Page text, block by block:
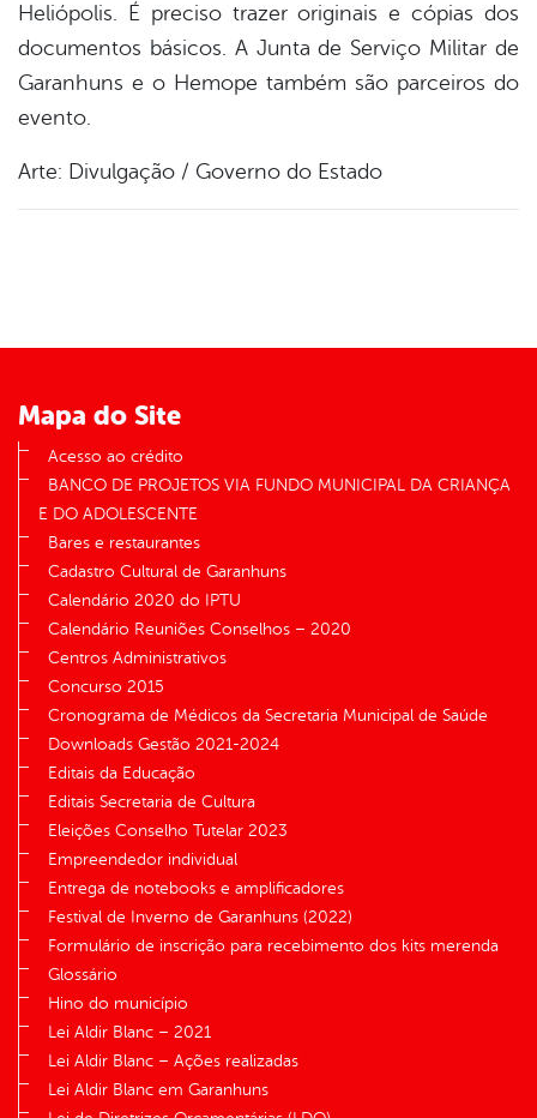
Heliópolis. É preciso trazer originais e cópias dos
documentos básicos. A Junta de Serviço Militar de
Garanhuns e o Hemope também são parceiros do
evento.
Arte: Divulgação / Governo do Estado
Mapa do Site
Acesso ao crédito
BANCO DE PROJETOS VIA FUNDO MUNICIPAL DA CRIANÇA
E DO ADOLESCENTE
Bares e restaurantes
Cadastro Cultural de Garanhuns
Calendário 2020 do IPTU
Calendário Reuniões Conselhos – 2020
Centros Administrativos
Concurso 2015
Cronograma de Médicos da Secretaria Municipal de Saúde
Downloads Gestão 2021-2024
Editais da Educação
Editais Secretaria de Cultura
Eleições Conselho Tutelar 2023
Empreendedor individual
Entrega de notebooks e amplificadores
Festival de Inverno de Garanhuns (2022)
Formulário de inscrição para recebimento dos kits merenda
Glossário
Hino do município
Lei Aldir Blanc – 2021
Lei Aldir Blanc – Ações realizadas
Lei Aldir Blanc em Garanhuns